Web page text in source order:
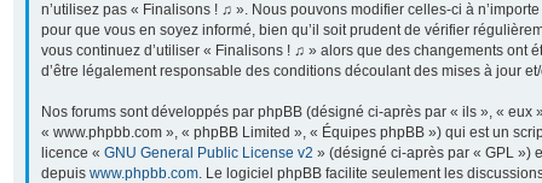
n’utilisez pas « Finalisons ! ♫ ». Nous pouvons modifier celles-ci à
pour que vous en soyez informé, bien qu’il soit prudent de vérifier
vous continuez d’utiliser « Finalisons ! ♫ » alors que des changements ont
d’être légalement responsable des conditions découlant des mises à jour
Nos forums sont développés par phpBB (désigné ci-après par « ils », « eux
« www.phpbb.com », « phpBB Limited », « Équipes phpBB ») qui est un
licence « GNU General Public License v2 » (désigné ci-après par « GPL »)
depuis www.phpbb.com. Le logiciel phpBB facilite seulement les